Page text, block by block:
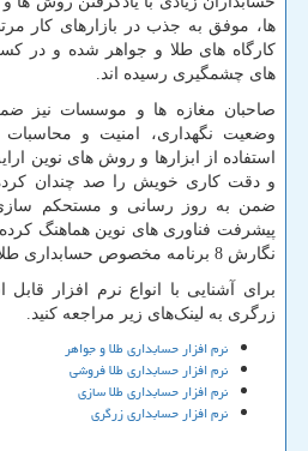
ها، موفق به جذب در بازارهای کار
کارگاه های طلا و جواهر شده و در
های چشمگیری رسیده اند.
صاحبان مغازه ها و موسسات نیز
وضعیت نگهداری، امنیت و
استفاده از ابزارها و روش های نوین
و دقت کاری خویش را صد چندان
ضمن به روز رسانی و مستحکم سازی
پیشرفت فناوری های نوین هماهنگ
نگارش 8 برنامه مخصوص حسابداری طلا و جواهر شده ایم.
برای آشنایی با انواع نرم افزار
زرگری به لینک‌های زیر مراجعه کنید.
نرم افزار حسابداری طلا و جواهر
نرم افزار حسابداری طلا فروشی
نرم افزار حسابداری طلا سازی
نرم افزار حسابداری زرگری